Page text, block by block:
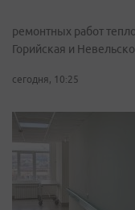
ремонтных работ
Горийская и
сегодня, 10:25